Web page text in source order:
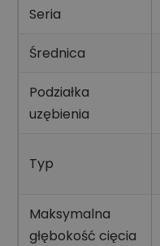
Seria
Średnica
Podziałka
uzębienia
Typ
Maksymalna
głębokość cięcia